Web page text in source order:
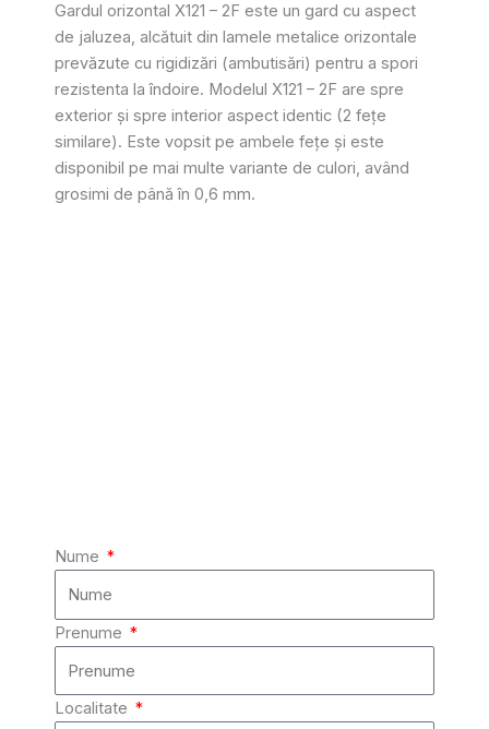
Gardul orizontal X121 – 2F este un gard cu aspect
de jaluzea, alcătuit din lamele metalice orizontale
prevăzute cu rigidizări (ambutisări) pentru a spori
rezistenta la îndoire. Modelul X121 – 2F are spre
exterior și spre interior aspect identic (2 fețe
similare). Este vopsit pe ambele fețe și este
disponibil pe mai multe variante de culori, având
grosimi de până în 0,6 mm.
Nume
Prenume
Localitate